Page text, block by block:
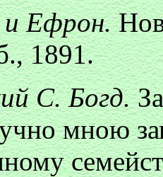
и Ефрон.
1891.
С. Богд.
мною